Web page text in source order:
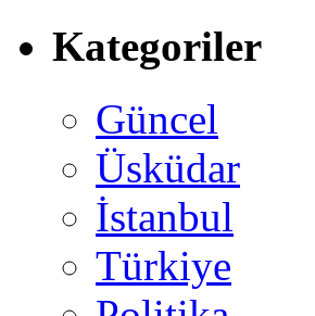
Kategoriler
Güncel
Üsküdar
İstanbul
Türkiye